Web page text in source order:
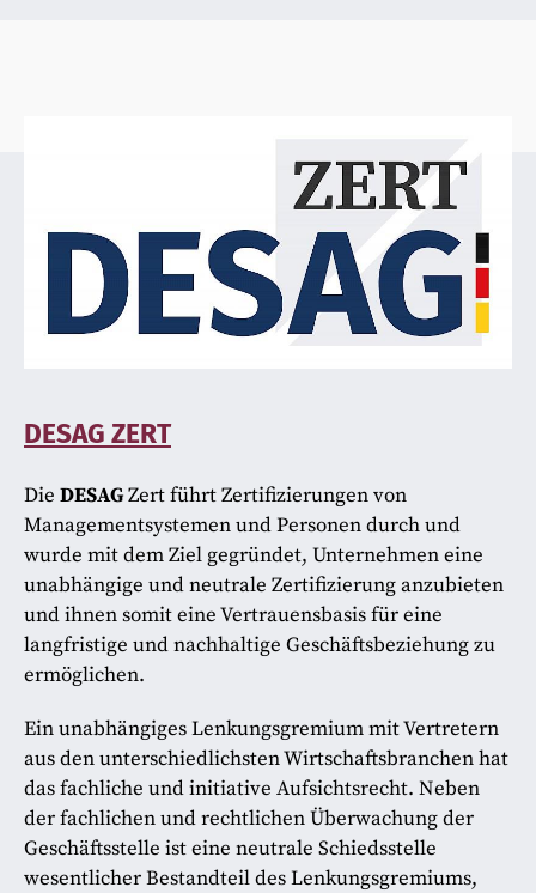
DESAG ZERT
Die DESAGZert führt Zertifizierungen von
Managementsystemen und Personen durch und
wurde mit dem Ziel gegründet, Unternehmen eine
unabhängige und neutrale Zertifizierung anzubieten
und ihnen somit eine Vertrauensbasis für eine
langfristige und nachhaltige Geschäftsbeziehung zu
ermöglichen.
Ein unabhängiges Lenkungsgremium mit Vertretern
aus den unterschiedlichsten Wirtschaftsbranchen hat
das fachliche und initiative Aufsichtsrecht. Neben
der fachlichen und rechtlichen Überwachung der
Geschäftsstelle ist eine neutrale Schiedsstelle
wesentlicher Bestandteil des Lenkungsgremiums,